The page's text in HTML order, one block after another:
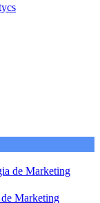
Marketing